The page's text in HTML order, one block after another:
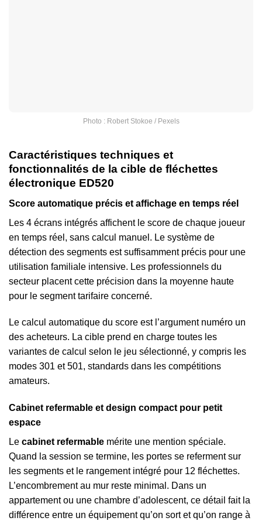
Photo : Robert Stokoe / Pexels
Caractéristiques techniques et
fonctionnalités de la cible de fléchettes
électronique ED520
Score automatique précis et affichage en temps réel
Les 4 écrans intégrés affichent le score de chaque joueur
en temps réel, sans calcul manuel. Le système de
détection des segments est suffisamment précis pour une
utilisation familiale intensive. Les professionnels du
secteur placent cette précision dans la moyenne haute
pour le segment tarifaire concerné.
Le calcul automatique du score est l’argument numéro un
des acheteurs. La cible prend en charge toutes les
variantes de calcul selon le jeu sélectionné, y compris les
modes 301 et 501, standards dans les compétitions
amateurs.
Cabinet refermable et design compact pour petit
espace
Le cabinet refermable mérite une mention spéciale.
Quand la session se termine, les portes se referment sur
les segments et le rangement intégré pour 12 fléchettes.
L’encombrement au mur reste minimal. Dans un
appartement ou une chambre d’adolescent, ce détail fait la
différence entre un équipement qu’on sort et qu’on range à